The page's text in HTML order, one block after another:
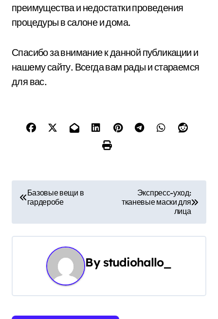
преимущества и недостатки проведения
процедуры в салоне и дома.
Спасибо за внимание к данной публикации и
нашему сайту. Всегда вам рады и стараемся
для вас.
в
а
Базовые вещи в
гардеробе
Экспресс-уход:
тканевые маски для
лица
By studiohallo_